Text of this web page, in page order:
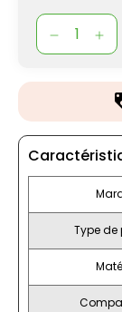
Type de